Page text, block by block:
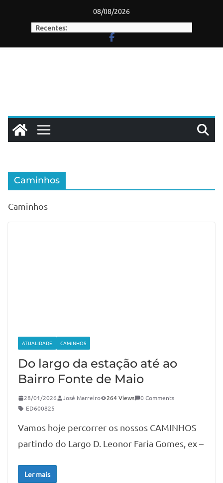
08/08/2026
Recentes:
Caminhos
Caminhos
ATUALIDADE CAMINHOS
Do largo da estação até ao
Bairro Fonte de Maio
28/01/2026 José Marreiro 264 Views
0 Comments
ED600825
Vamos hoje percorrer os nossos CAMINHOS
partindo do Largo D. Leonor Faria Gomes, ex –
Ler mais